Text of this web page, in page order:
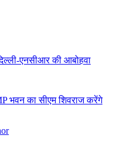
एनसीआर की आबोहवा
भवन का सीएम शिवराज करेंगे